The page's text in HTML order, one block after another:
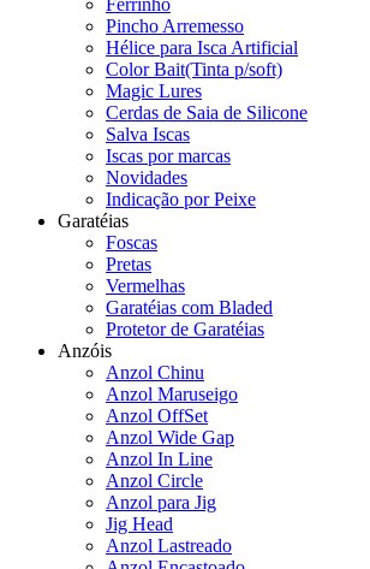
Ferrinho
Pincho Arremesso
Hélice para Isca Artificial
Color Bait(Tinta p/soft)
Magic Lures
Cerdas de Saia de Silicone
Salva Iscas
Iscas por marcas
Novidades
Indicação por Peixe
Garatéias
Foscas
Pretas
Vermelhas
Garatéias com Bladed
Protetor de Garatéias
Anzóis
Anzol Chinu
Anzol Maruseigo
Anzol OffSet
Anzol Wide Gap
Anzol In Line
Anzol Circle
Anzol para Jig
Jig Head
Anzol Lastreado